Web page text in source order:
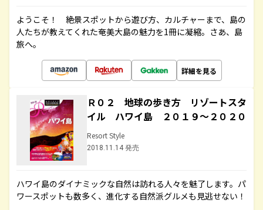
ようこそ！ 絶景スポットから遊び方、カルチャーまで、島の
人たちが教えてくれた奄美大島の魅力を1冊に凝縮。さあ、島
旅へ。
詳細を見る
Ｒ０２ 地球の歩き方 リゾートスタ
イル ハワイ島 ２０１９～２０２０
Resort Style
2018.11.14 発売
ハワイ島のダイナミックな自然は訪れる人々を魅了します。パ
ワースポットも数多く、進化する自然派グルメも見逃せない！